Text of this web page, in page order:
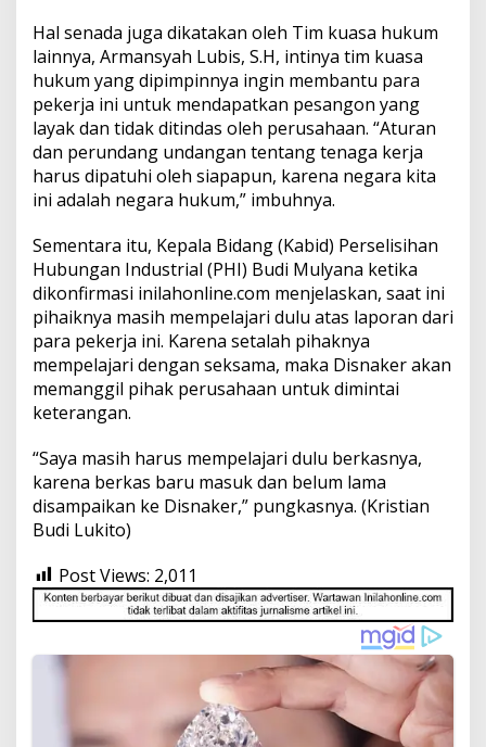
Hal senada juga dikatakan oleh Tim kuasa hukum
lainnya, Armansyah Lubis, S.H, intinya tim kuasa
hukum yang dipimpinnya ingin membantu para
pekerja ini untuk mendapatkan pesangon yang
layak dan tidak ditindas oleh perusahaan. “Aturan
dan perundang undangan tentang tenaga kerja
harus dipatuhi oleh siapapun, karena negara kita
ini adalah negara hukum,” imbuhnya.
Sementara itu, Kepala Bidang (Kabid) Perselisihan
Hubungan Industrial (PHI) Budi Mulyana ketika
dikonfirmasi inilahonline.com menjelaskan, saat ini
pihaiknya masih mempelajari dulu atas laporan dari
para pekerja ini. Karena setalah pihaknya
mempelajari dengan seksama, maka Disnaker akan
memanggil pihak perusahaan untuk dimintai
keterangan.
“Saya masih harus mempelajari dulu berkasnya,
karena berkas baru masuk dan belum lama
disampaikan ke Disnaker,” pungkasnya. (Kristian
Budi Lukito)
Post Views: 2,011